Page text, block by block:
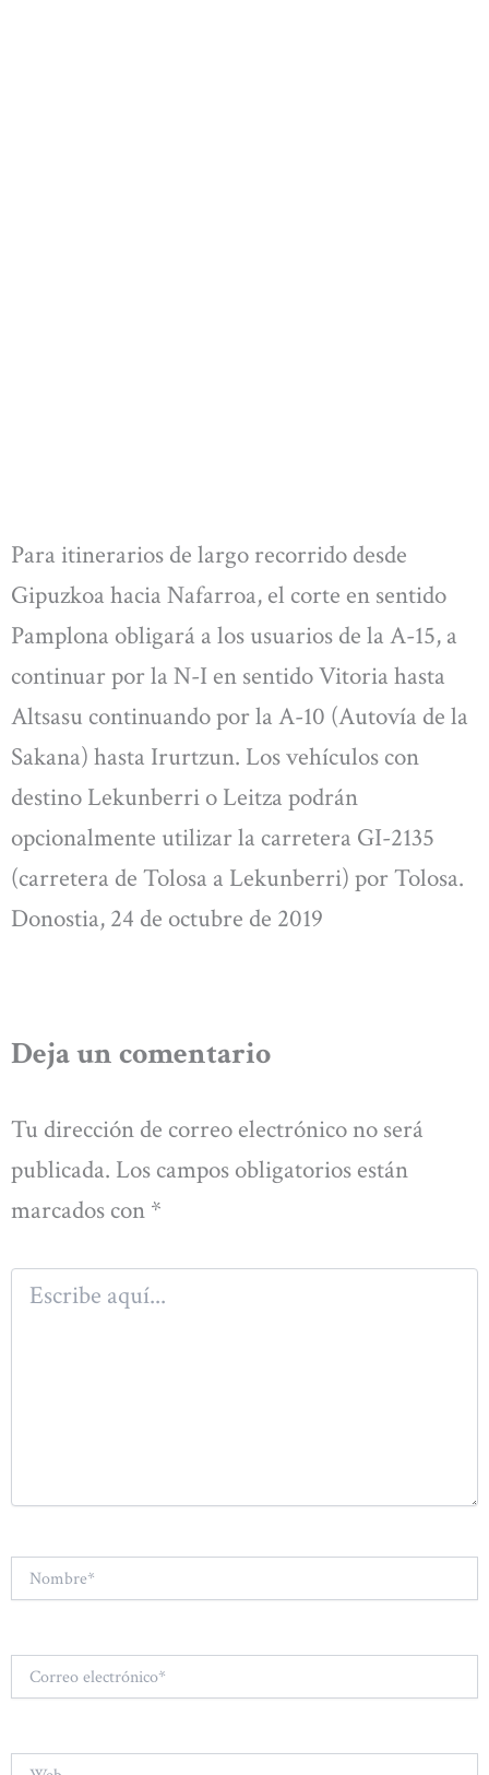
Para itinerarios de largo recorrido desde
Gipuzkoa hacia Nafarroa, el corte en sentido
Pamplona obligará a los usuarios de la A-15, a
continuar por la N-I en sentido Vitoria hasta
Altsasu continuando por la A-10 (Autovía de la
Sakana) hasta Irurtzun. Los vehículos con
destino Lekunberri o Leitza podrán
opcionalmente utilizar la carretera GI-2135
(carretera de Tolosa a Lekunberri) por Tolosa.
Donostia, 24 de octubre de 2019
Deja un comentario
Tu dirección de correo electrónico no será
publicada. Los campos obligatorios están
marcados con *
Escribe
aquí...
electrónico*